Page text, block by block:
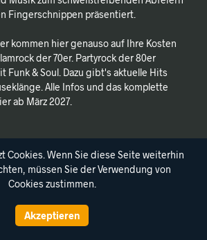
Fingerschnippen präsentiert.
kommen hier genauso auf Ihre Kosten
der 70er. Partyrock der 80er
Funk & Soul. Dazu gibt's aktuelle Hits
Alle Infos und das komplette
ab März 2027.
Nightgroove GmbH 2022
Cookies. Wenn Sie diese Seite weiterhin
müssen Sie der Verwendung von
Cookies zustimmen.
Akzeptieren